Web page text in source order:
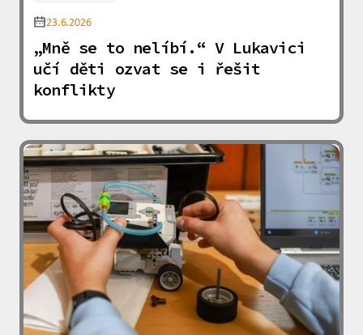
23.6.2026
„Mně se to nelíbí.“ V Lukavici
učí děti ozvat se i řešit
konflikty